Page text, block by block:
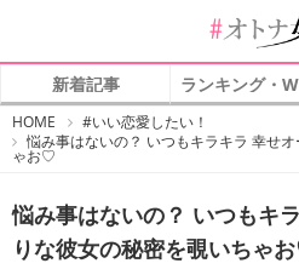
新着記事 ランキング・
HOME
オ
ト
#いい恋愛したい！
悩み事はないの？ いつもキラキラ 幸せ
ゃお♡
悩み事はないの？ いつもキ
りな彼女の秘密を覗いちゃ